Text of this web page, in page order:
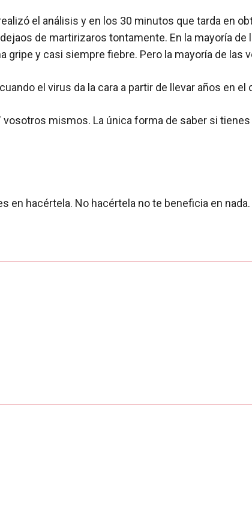
el análisis y en los 30 minutos que tarda en
de martirizaros tontamente. En la mayoría de
gripe y casi siempre fiebre. Pero la mayoría de
el virus da la cara a partir de llevar años en el
mismos. La única forma de saber si tienes
en hacértela. No hacértela no te beneficia en